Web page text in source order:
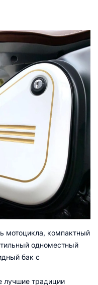
мотоцикла, компактный
одноместный
бак с
лучшие традиции